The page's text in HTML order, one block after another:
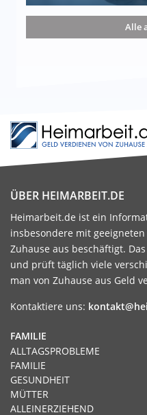
die 15 besten Möglichkeiten
Alle
ÜBER HEIMARBEIT.DE
Heimarbeit.de ist ein
insbesondere mit
Zuhause aus beschäftigt.
und prüft täglich viele
man von Zuhause aus Geld
Kontaktiere uns:
FAMILIE
ALLTAGSPROBLEME
FAMILIE
GESUNDHEIT
MÜTTER
ALLEINERZIEHEND